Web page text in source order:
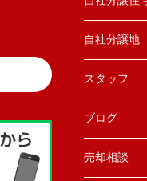
自社分譲地
スタッフ
ブログ
売却相談